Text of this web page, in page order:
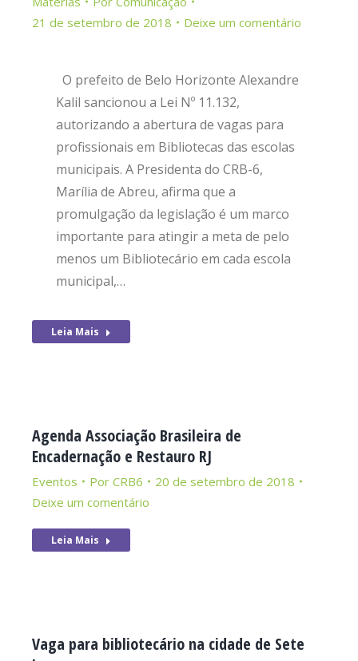
21 de setembro de 2018
Deixe um comentário
O prefeito de Belo Horizonte Alexandre
Kalil sancionou a Lei Nº 11.132,
autorizando a abertura de vagas para
profissionais em Bibliotecas das escolas
municipais. A Presidenta do CRB-6,
Marília de Abreu, afirma que a
promulgação da legislação é um marco
importante para atingir a meta de pelo
menos um Bibliotecário em cada escola
municipal,…
Leia Mais
Agenda Associação Brasileira de
Encadernação e Restauro RJ
Eventos Por CRB6
20 de setembro de 2018
Deixe um comentário
Leia Mais
Vaga para bibliotecário na cidade de Sete